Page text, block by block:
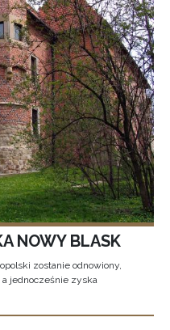
NOWY BLASK
zostanie odnowiony,
jednocześnie zyska